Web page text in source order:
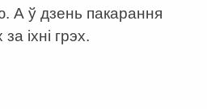
А ў дзень пакарання
іхні грэх.